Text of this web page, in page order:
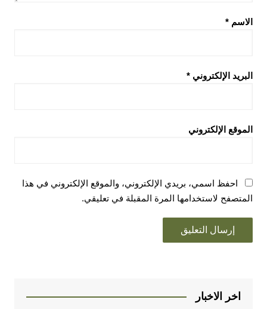
الاسم *
البريد الإلكتروني *
الموقع الإلكتروني
احفظ اسمي، بريدي الإلكتروني، والموقع الإلكتروني في هذا
المتصفح لاستخدامها المرة المقبلة في تعليقي.
اخر الاخبار